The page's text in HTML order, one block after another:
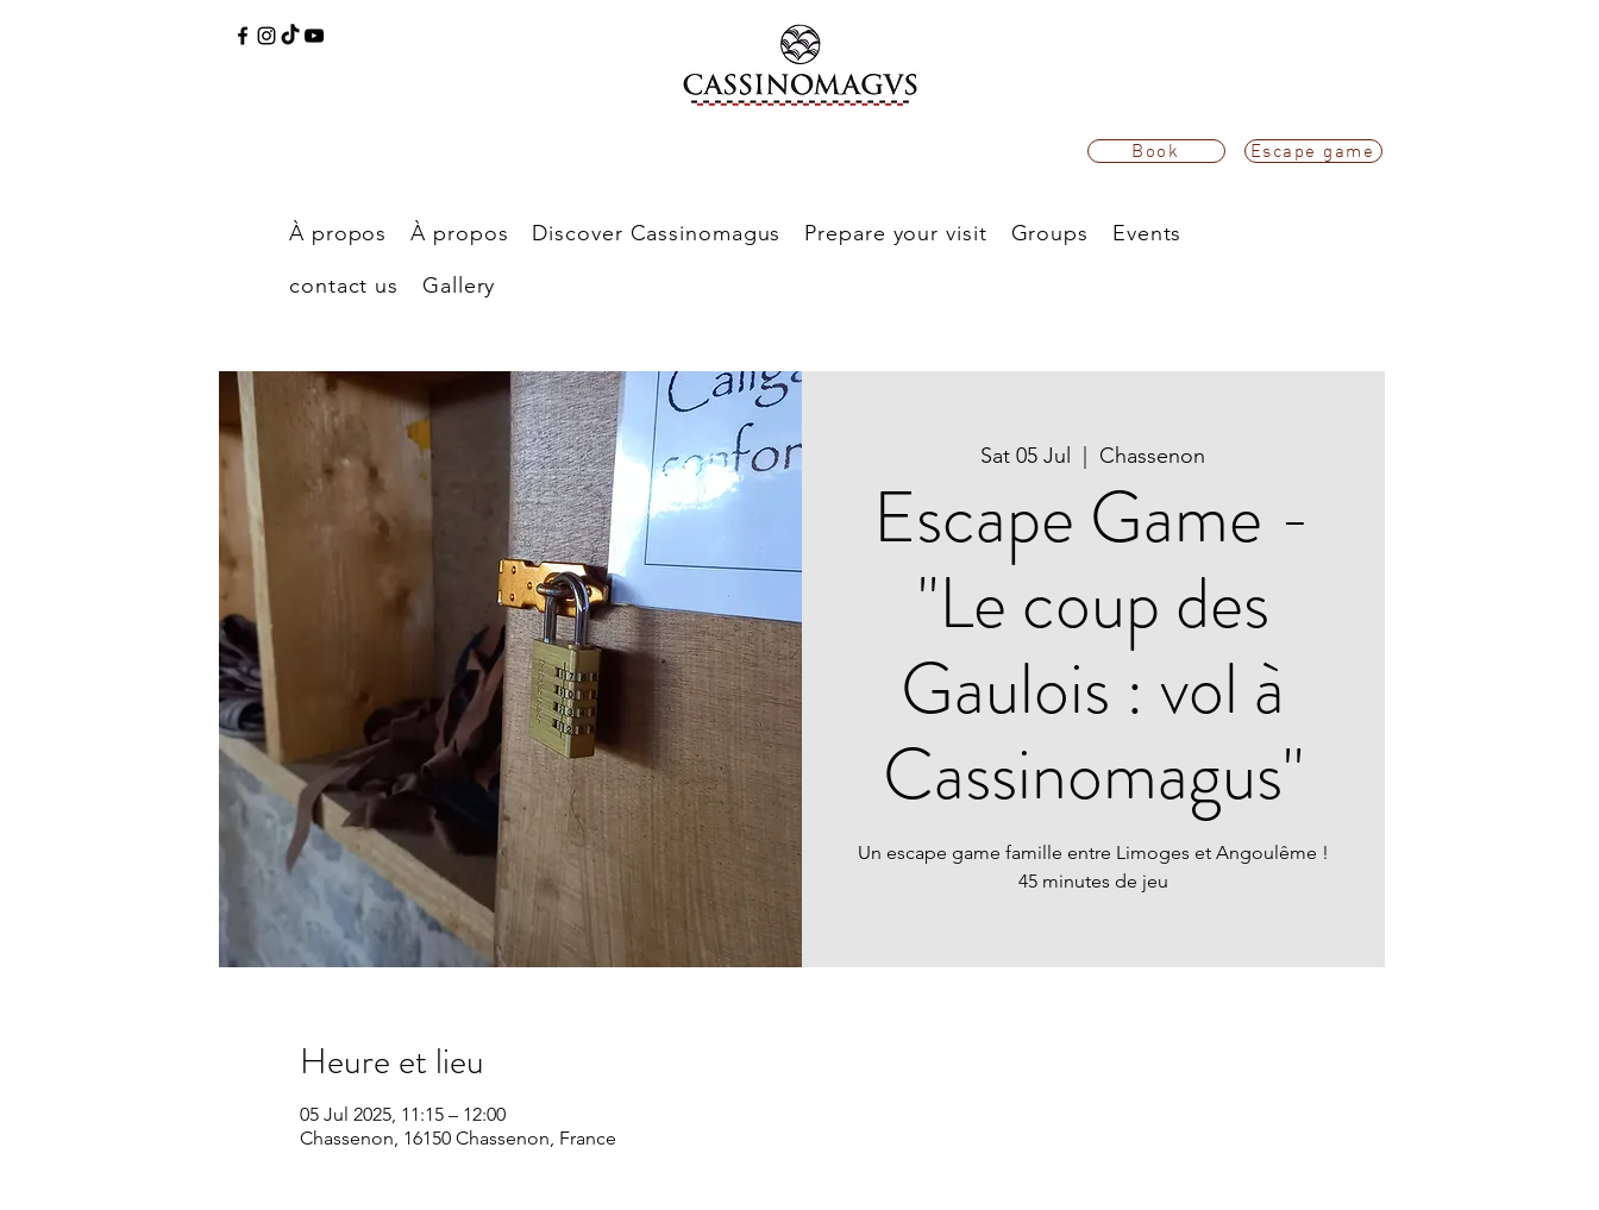
Book Escape game
À propos À propos Discover Cassinomagus Prepare your visit Groups
Events
contact us
Gallery
Sat 05 Jul Chassenon
Escape Game -
"Le coup des
Gaulois : vol à
Cassinomagus"
Un escape game famille entre Limoges et Angoulême !
45 minutes de jeu
Heure et lieu
05 Jul 2025, 11:15 – 12:00
Chassenon, 16150 Chassenon, France